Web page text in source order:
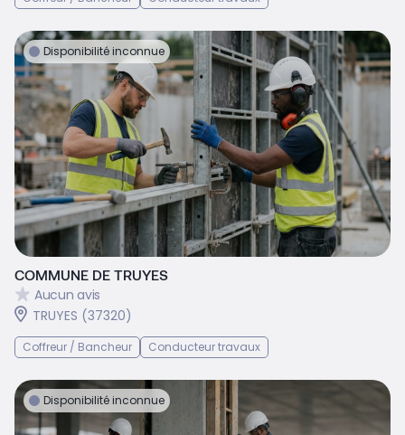
Disponibilité inconnue
COMMUNE DE TRUYES
Aucun avis
TRUYES (37320)
Coffreur / Bancheur Conducteur travaux
Disponibilité inconnue